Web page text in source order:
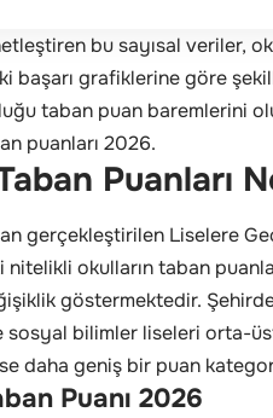
bu sayısal veriler,
başarı grafiklerine göre
taban puan baremlerini
puanları 2026.
Puanları
gerçekleştirilen Liselere
okulların taban
göstermektedir.
sosyal bilimler liseleri orta-
daha geniş bir puan
Puanı 2026